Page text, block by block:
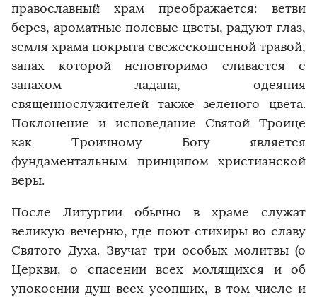
православный храм преображается: ветви
берез, ароматные полевые цветы, радуют глаз,
земля храма покрыта свежескошенной травой,
запах которой неповторимо сливается с
запахом ладана, одеяния
священнослужителей также зеленого цвета.
Поклонение и исповедание Святой Троице
как Троичному Богу является
фундаментальным принципом христианской
веры.
После Литургии обычно в храме служат
великую вечерню, где поют стихиры во славу
Святого Духа. Звучат три особых молитвы (о
Церкви, о спасении всех молящихся и об
упокоении душ всех усопших, в том числе и